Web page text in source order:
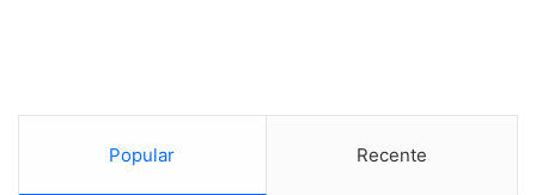
Popular Recente